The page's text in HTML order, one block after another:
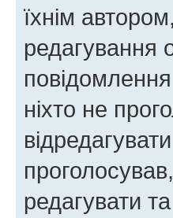
їхнім
редагування
ніхто не
редагувати